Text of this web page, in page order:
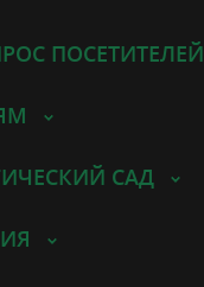
ПОСЕТИТЕЛЕЙ
САД